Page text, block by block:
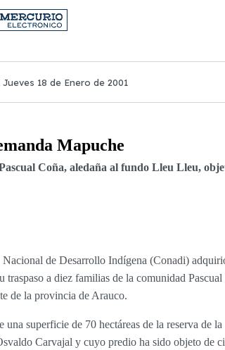
18 de Enero de 2001
Mapuche
Coña, aledaña al fundo Lleu Lleu,
de Desarrollo Indígena (Conadi)
traspaso a diez familias de la comunidad
de la provincia de Arauco.
superficie de 70 hectáreas de la reserva de la
Carvajal y cuyo predio ha sido objeto de